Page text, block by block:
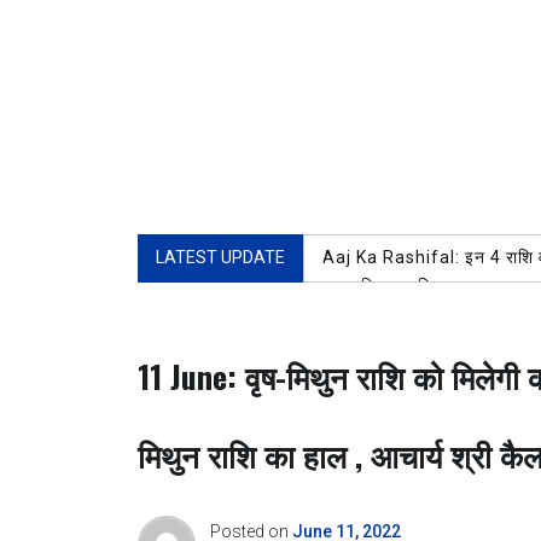
LATEST UPDATE Aaj Ka Rashifal: इन 4 राशि
भारत विकास परिषद,मुख्य शाखा
रुड़की, जिला भाजपा सांस्कृतिक
AUGUST 5, 2026
कांवड़ यात्रा शिवभक्ति का पर्व,
11 June: वृष-मिथुन राशि को मिलेगी
मिथुन राशि का हाल , आचार्य श्री
Posted on June 11, 2022